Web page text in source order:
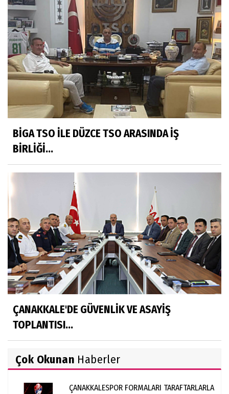
BİGA TSO İLE DÜZCE TSO ARASINDA İŞ
BİRLİĞİ...
ÇANAKKALE'DE GÜVENLİK VE ASAYİŞ
TOPLANTISI...
Çok Okunan Haberler
ÇANAKKALESPOR FORMALARI TARAFTARLARLA